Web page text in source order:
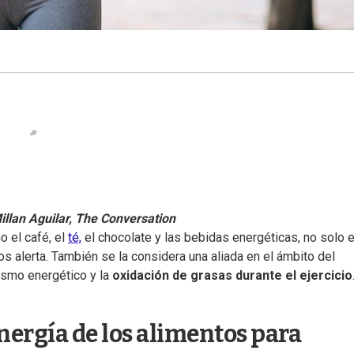
Aguilar, The Conversation
el café, el té, el chocolate y las bebidas energéticas, no solo
alerta. También se la considera una aliada en el ámbito del
energético y la oxidación de grasas durante el ejercicio.
de los alimentos para